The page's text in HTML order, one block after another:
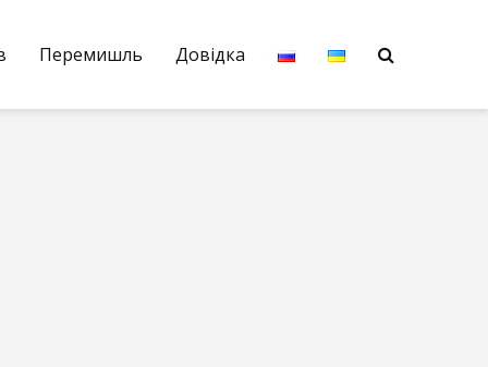
Перемишль Довідка